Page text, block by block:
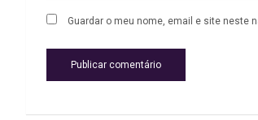
Guardar o meu nome, email e site neste